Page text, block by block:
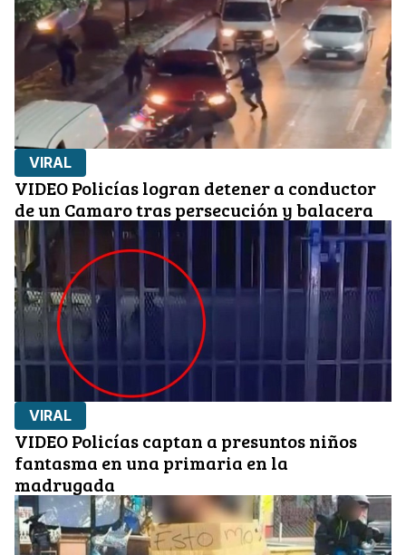
VIRAL
VIDEO Policías logran detener a conductor
de un Camaro tras persecución y balacera
VIRAL
VIDEO Policías captan a presuntos niños
fantasma en una primaria en la
madrugada